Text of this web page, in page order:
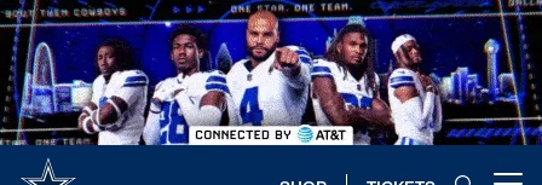
Skip
to
main
content